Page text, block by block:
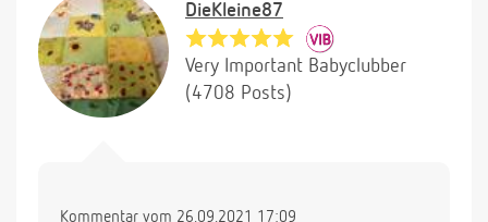
DieKleine87
Very Important Babyclubber
(4708 Posts)
Kommentar vom 26.09.2021 17:09